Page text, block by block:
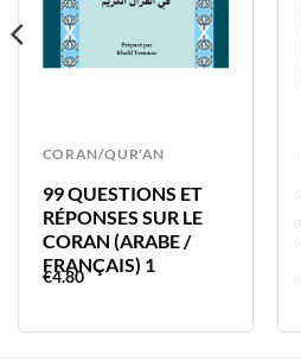
CORAN/QUR'AN
99 QUESTIONS ET
RÉPONSES SUR LE
CORAN (ARABE /
FRANÇAIS) 1
€4.80